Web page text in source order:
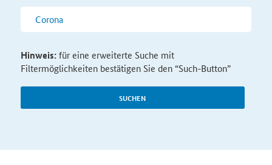
SUCHEN
Hinweis:für eine erweiterte Suche mit
Filtermöglichkeiten bestätigen Sie den “Such-Button”